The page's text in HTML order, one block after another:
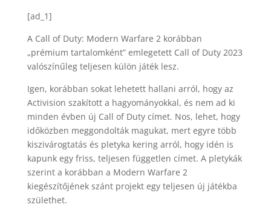
[ad_1]
A Call of Duty: Modern Warfare 2 korábban
„prémium tartalomként” emlegetett Call of Duty 2023
valószínűleg teljesen külön játék lesz.
Igen, korábban sokat lehetett hallani arról, hogy az
Activision szakított a hagyományokkal, és nem ad ki
minden évben új Call of Duty címet. Nos, lehet, hogy
időközben meggondolták magukat, mert egyre több
kiszivárogtatás és pletyka kering arról, hogy idén is
kapunk egy friss, teljesen független címet. A pletykák
szerint a korábban a Modern Warfare 2
kiegészítőjének szánt projekt egy teljesen új játékba
születhet.